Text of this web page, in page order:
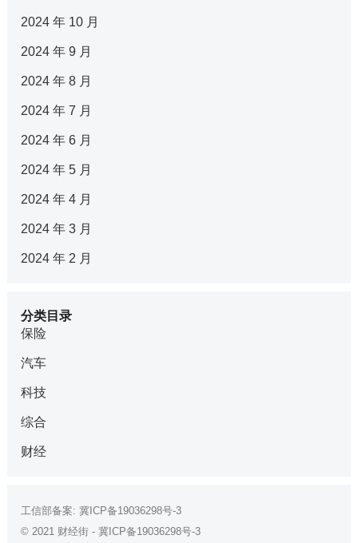
2024 年 10 月
2024 年 9 月
2024 年 8 月
2024 年 7 月
2024 年 6 月
2024 年 5 月
2024 年 4 月
2024 年 3 月
2024 年 2 月
分类目录
保险
汽车
科技
综合
财经
工信部备案: 冀ICP备19036298号-3
© 2021 财经街- 冀ICP备19036298号-3